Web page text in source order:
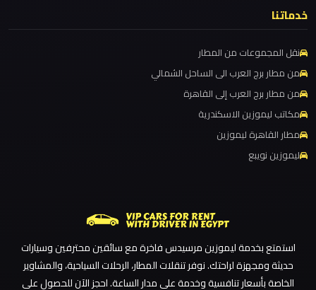
ليموزين مطار برج العرب الاسكندرية
ليموزين مطار برج العرب
ليموزين مطار القاهرة الي اسكندرية
ليموزين مطار القاهرة الدولي
ليموزين مطار القاهرة الخط الساخن
ليموزين مطار القاهرة أسعار
ليموزين مطار العلمين الجديدة
ليموزين مطار العلمين
ليموزين مطار العالمين
ليموزين
مطار
العلمين
الجديدة
ليموزين
مطار
العلمين
ليموزين
خدماتنا
نقل المجموعات من المطار
من مطار برج العرب الى الساحل الشمالي
من مطار برج العرب إلى القاهرة
مكاتب ليموزين الاسكندرية
مطار القاهرة ليموزين
ليموزين نويبع
استمتع بخدمة ليموزين مرسيدس فاخرة مع سائقين محترفين وسيارات
حديثة ومجهزة لراحتك. نوفر تنقلات المطار، الرحلات السياحية، والمشاوير
الخاصة بأسعار تنافسية وخدمة على مدار الساعة. احجز الآن للحصول على